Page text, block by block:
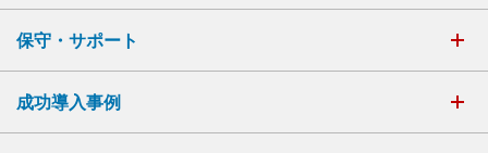
保守・サポート
成功導入事例